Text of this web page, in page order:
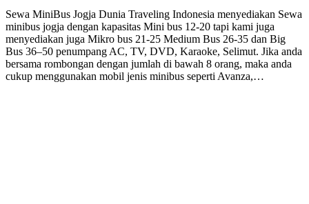
Sewa MiniBus Jogja Dunia Traveling Indonesia menyediakan Sewa
minibus jogja dengan kapasitas Mini bus 12-20 tapi kami juga
menyediakan juga Mikro bus 21-25 Medium Bus 26-35 dan Big
Bus 36–50 penumpang AC, TV, DVD, Karaoke, Selimut. Jika anda
bersama rombongan dengan jumlah di bawah 8 orang, maka anda
cukup menggunakan mobil jenis minibus seperti Avanza,…